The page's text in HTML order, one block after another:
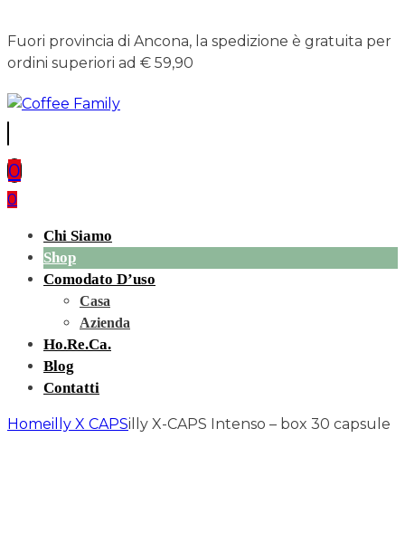
Fuori provincia di Ancona, la spedizione è gratuita per
ordini superiori ad € 59,90
0
0
Chi Siamo
Shop
Comodato D’uso
Casa
Azienda
Ho.re.ca.
Blog
Contatti
Homeilly X CAPSilly X-CAPS Intenso – box 30 capsule